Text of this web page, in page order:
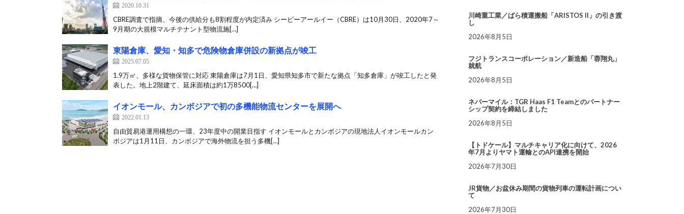
2020.10.31
CBRE調査で指摘、今後の供給分も8割程度が内定済み シービーアールイー（CBRE）は10月30日、2020年7～
9月期の大規模マルチテナント型物流施[…]
東陽倉庫、愛知・知多で危険物倉庫併設の新拠点が竣工
2025.07.05
1.9万㎡、多様な貨物保管に対応 東陽倉庫は7月1日、愛知県知多市で新たな拠点「知多倉庫」が竣工したと発
表した。地上2階建て、延床面積は約1万8500[…]
イオンモール、カンボジアで初の多機能物流センターを展開へ
2022.01.13
自由貿易港運用構想の一環、23年度中の開業目指す イオンモールとカンボジアの現地法人イオンモールカン
ボジアは1月11日、カンボジアで海外物流を担う多機[…]
川崎重工業／ばら積運搬船「ARISTOS II」の引き渡
し
2026年8月5日
フジトランスコーポレーション／新造船「蓉翔丸」
就航
2026年8月5日
ネバーマイル：TGR Haas F1 Teamとのパートナー
シップ契約を締結しました
2026年8月5日
【トドケール】マルチキャリア化に向けて、2026
年7月よりヤマト運輸とのAPI連携を開始
2026年7月30日
JR貨物／お盆休み期間の貨物列車の運転計画につい
て
2026年7月30日